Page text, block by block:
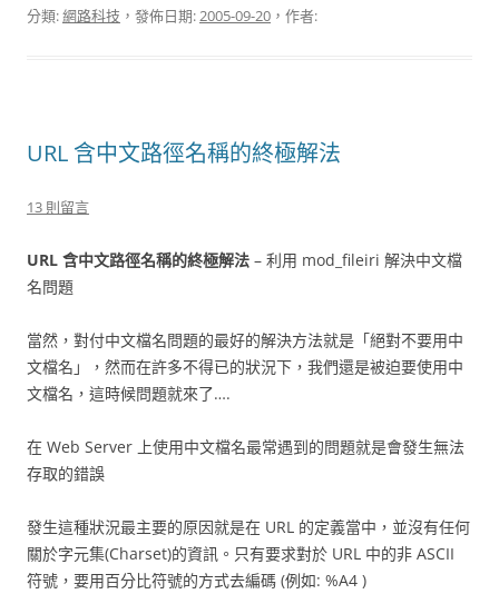
分類:網路科技 ，發佈日期:2005-09-20 ，作者:
URL 含中文路徑名稱的終極解法
13 則留言
URL 含中文路徑名稱的終極解法 – 利用 mod_fileiri 解決中文檔
名問題
當然，對付中文檔名問題的最好的解決方法就是「絕對不要用中
文檔名」，然而在許多不得已的狀況下，我們還是被迫要使用中
文檔名，這時候問題就來了….
在 Web Server 上使用中文檔名最常遇到的問題就是會發生無法
存取的錯誤
發生這種狀況最主要的原因就是在 URL 的定義當中，並沒有任何
關於字元集(Charset)的資訊。只有要求對於 URL 中的非 ASCII
符號，要用百分比符號的方式去編碼 (例如: %A4 )